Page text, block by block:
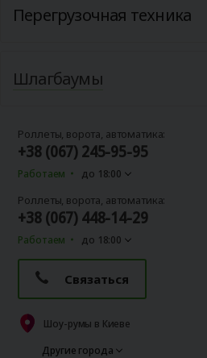
Перегрузочная техника
Шлагбаумы
Роллеты, ворота, автоматика:
+38 (067) 245-95-95
Работаем
до 18:00
Роллеты, ворота, автоматика:
+38 (067) 448-14-29
Работаем до 18:00
Связаться
Шоу-румы в Киеве
Другие города